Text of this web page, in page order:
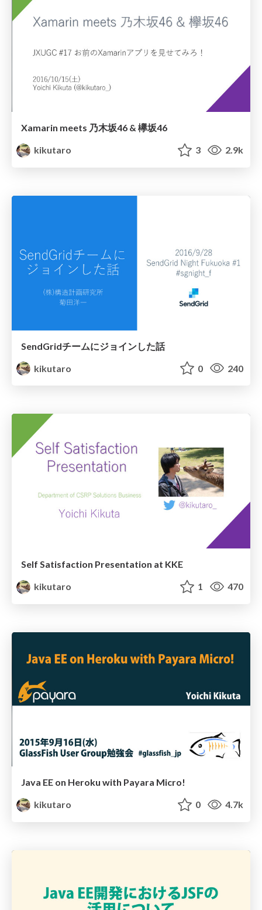
Xamarin meets 乃木坂46 & 欅坂46
kikutaro
3 2.9k
SendGridチームにジョインした話
kikutaro
0 240
Self Satisfaction Presentation at KKE
kikutaro
1 470
Java EE on Heroku with Payara Micro!
kikutaro
0 4.7k